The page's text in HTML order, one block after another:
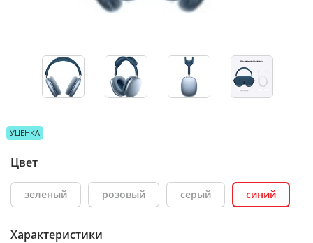
УЦЕНКА
Цвет
зеленый розовый серый синий
Характеристики